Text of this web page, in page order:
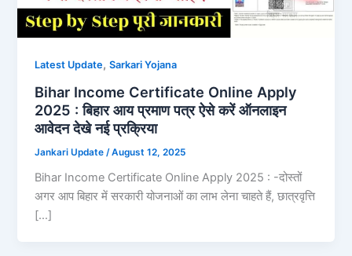
Latest Update,Sarkari Yojana
Bihar Income Certificate Online Apply
2025 : बिहार आय प्रमाण पत्र ऐसे करें ऑनलाइन
आवेदन देखे नई प्रक्रिया
Jankari Update /August 12, 2025
Bihar Income Certificate Online Apply 2025 : -दोस्तों
अगर आप बिहार में सरकारी योजनाओं का लाभ लेना चाहते हैं, छात्रवृत्ति
[…]